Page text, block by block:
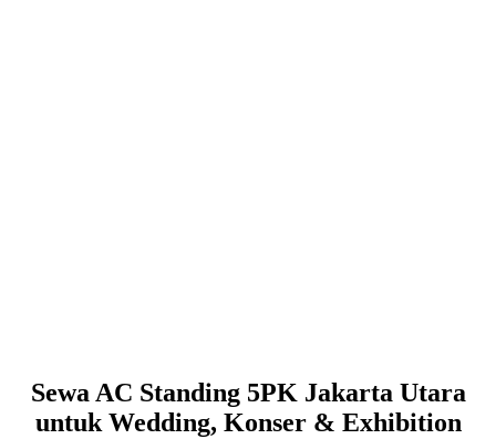
Sewa AC Standing 5PK Jakarta Utara
untuk Wedding, Konser & Exhibition